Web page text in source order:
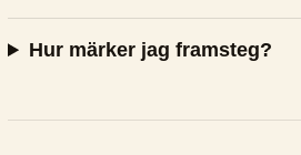
Hur märker jag framsteg?